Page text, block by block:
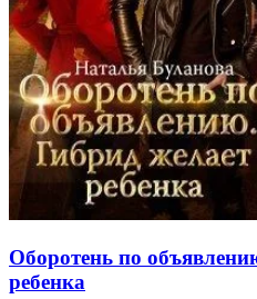
Оборотень по
ребенка